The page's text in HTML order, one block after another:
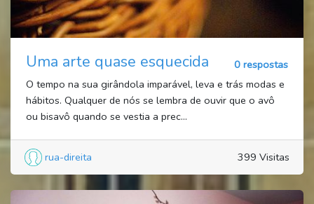
Uma arte quase esquecida
0 respostas
O tempo na sua girândola imparável, leva e trás modas e
hábitos. Qualquer de nós se lembra de ouvir que o avô
ou bisavô quando se vestia a prec...
rua-direita 399 Visitas